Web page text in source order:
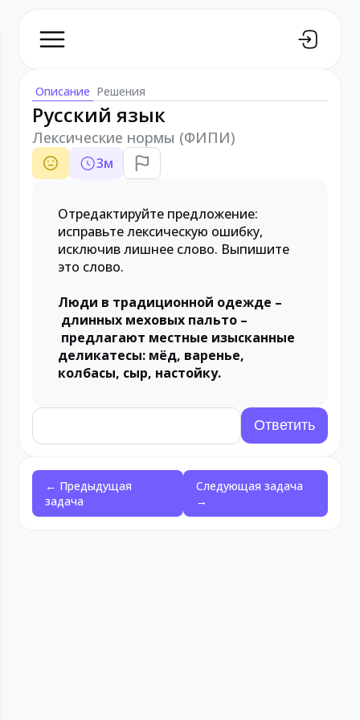
Описание Решения
Русский язык
Лексические нормы (ФИПИ)
3м
Отредактируйте предложение:
исправьте лексическую ошибку,
исключив лишнее слово. Выпишите
это слово.
Люди в традиционной одежде –
длинных меховых пальто –
предлагают местные изысканные
деликатесы: мёд, варенье,
колбасы, сыр, настойку.
← Предыдущая
задача
Следующая задача
→